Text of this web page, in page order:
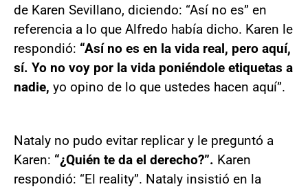
de Karen Sevillano, diciendo: “Así no es” en
referencia a lo que Alfredo había dicho. Karen le
respondió: “Así no es en la vida real, pero aquí,
sí. Yo no voy por la vida poniéndole etiquetas a
nadie, yo opino de lo que ustedes hacen aquí”.
Nataly no pudo evitar replicar y le preguntó a
Karen: “¿Quién te da el derecho?”. Karen
respondió: “El reality”. Nataly insistió en la